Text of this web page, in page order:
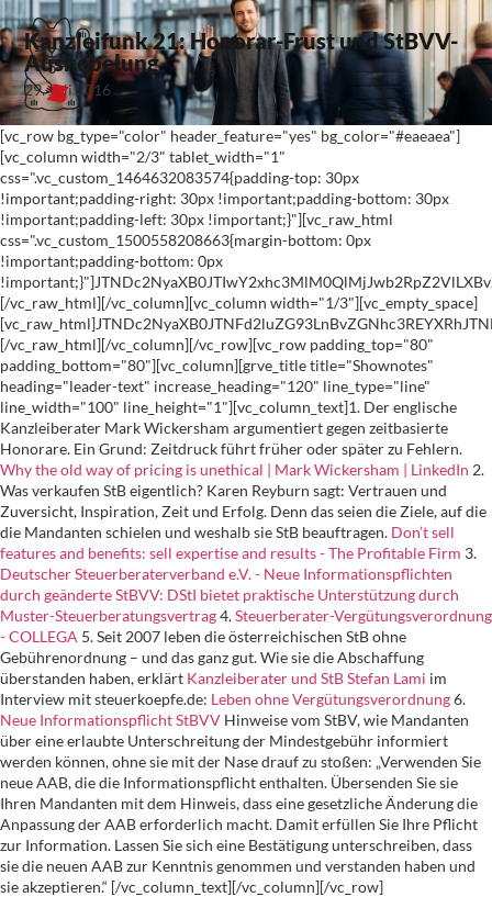
Kanzleifunk 21: Honorar-Frust und StBVV-
Aushebelung
29. Juli 2016
[vc_row bg_type="color" header_feature="yes" bg_color="#eaeaea"]
[vc_column width="2/3" tablet_width="1"
css=".vc_custom_1464632083574{padding-top: 30px
!important;padding-right: 30px !important;padding-bottom: 30px
!important;padding-left: 30px !important;}"][vc_raw_html
css=".vc_custom_1500558208663{margin-bottom: 0px
!important;padding-bottom: 0px
[/vc_raw_html][/vc_column][vc_column width="1/3"][vc_empty_space]
[/vc_raw_html][/vc_column][/vc_row][vc_row padding_top="80"
padding_bottom="80"][vc_column][grve_title title="Shownotes"
heading="leader-text" increase_heading="120" line_type="line"
line_width="100" line_height="1"][vc_column_text]1. Der englische
Kanzleiberater Mark Wickersham argumentiert gegen zeitbasierte
Honorare. Ein Grund: Zeitdruck führt früher oder später zu Fehlern.
Why the old way of pricing is unethical | Mark Wickersham | LinkedIn 2.
Was verkaufen StB eigentlich? Karen Reyburn sagt: Vertrauen und
Zuversicht, Inspiration, Zeit und Erfolg. Denn das seien die Ziele, auf die
die Mandanten schielen und weshalb sie StB beauftragen. Don’t sell
features and benefits: sell expertise and results - The Profitable Firm 3.
Deutscher Steuerberaterverband e.V. - Neue Informationspflichten
durch geänderte StBVV: DStI bietet praktische Unterstützung durch
Muster-Steuerberatungsvertrag4.Steuerberater-Vergütungsverordnung
- COLLEGA 5. Seit 2007 leben die österreichischen StB ohne
Gebührenordnung – und das ganz gut. Wie sie die Abschaffung
überstanden haben, erklärt Kanzleiberater und StB Stefan Lami im
Interview mit steuerkoepfe.de: Leben ohne Vergütungsverordnung6.
Neue Informationspflicht StBVV Hinweise vom StBV, wie Mandanten
über eine erlaubte Unterschreitung der Mindestgebühr informiert
werden können, ohne sie mit der Nase drauf zu stoßen: „Verwenden Sie
neue AAB, die die Informationspflicht enthalten. Übersenden Sie sie
Ihren Mandanten mit dem Hinweis, dass eine gesetzliche Änderung die
Anpassung der AAB erforderlich macht. Damit erfüllen Sie Ihre Pflicht
zur Information. Lassen Sie sich eine Bestätigung unterschreiben, dass
sie die neuen AAB zur Kenntnis genommen und verstanden haben und
sie akzeptieren.“ [/vc_column_text][/vc_column][/vc_row]